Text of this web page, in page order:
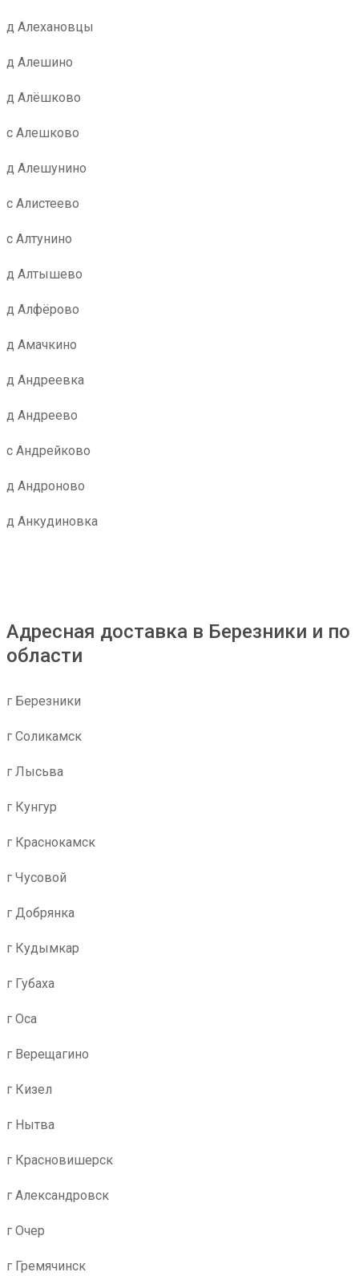
д Алехановцы
д Алешино
д Алёшково
с Алешково
д Алешунино
с Алистеево
с Алтунино
д Алтышево
д Алфёрово
д Амачкино
д Андреевка
д Андреево
с Андрейково
д Андроново
д Анкудиновка
Адресная доставка в Березники и по
области
г Березники
г Соликамск
г Лысьва
г Кунгур
г Краснокамск
г Чусовой
г Добрянка
г Кудымкар
г Губаха
г Оса
г Верещагино
г Кизел
г Нытва
г Красновишерск
г Александровск
г Очер
г Гремячинск